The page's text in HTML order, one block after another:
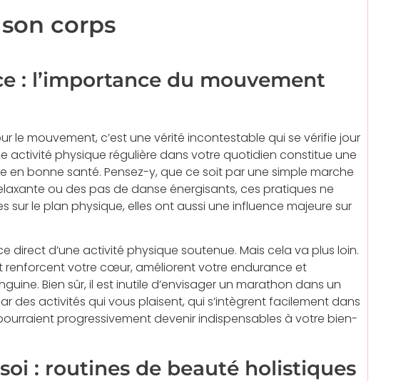
corps
: l’importance du mouvement
le mouvement, c’est une vérité incontestable qui se vérifie jour
activité physique régulière dans votre quotidien constitue une
en bonne santé. Pensez-y, que ce soit par une simple marche
ou des pas de danse énergisants, ces pratiques ne
sur le plan physique, elles ont aussi une influence majeure sur
direct d’une activité physique soutenue. Mais cela va plus loin.
renforcent votre cœur, améliorent votre endurance et
Bien sûr, il est inutile d’envisager un marathon dans un
des activités qui vous plaisent, qui s’intègrent facilement dans
progressivement devenir indispensables à votre bien-
: routines de beauté holistiques